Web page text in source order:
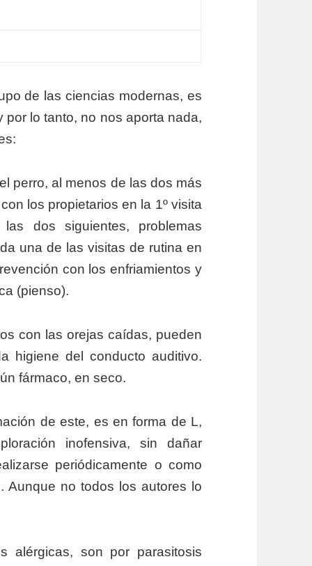
de las ciencias modernas, es
lo tanto, no nos aporta nada,
perro, al menos de las dos más
los propietarios en la 1º visita
dos siguientes, problemas
una de las visitas de rutina en
con los enfriamientos y
(pienso).
con las orejas caídas, pueden
higiene del conducto auditivo.
fármaco, en seco.
de este, es en forma de L,
inofensiva, sin dañar
periódicamente o como
Aunque no todos los autores lo
alérgicas, son por parasitosis